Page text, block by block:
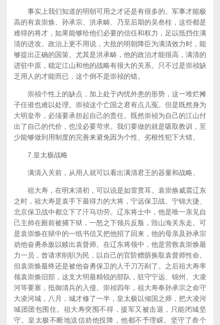
事实上我们知道的明朝可用之才还是有很多的。军事才能极
高的有袁崇焕、孙承宗、洪承畴、乃至后期的吴叁桂，这些都是
难得的将才，如果能够给他们必要的信任和权力，足以抵挡住满
清的进攻。政治上更不用说，大批的明朝降臣为满清效力时，能
够提出正确的国策。尤其是洪承畴，他的政治才能很高，满清的
进驻中原，稳定江山和他的战略有很大的关系。只不过是崇祯缺
乏用人的才能而已，这个倒不是崇祯的错。
崇祯个性上的缺点，加上处于内忧外患的形势，这一堆烂摊
子任谁也难以处理。崇祯这个亡国之君有点儿冤。但是既然身为
大明皇帝，必须要承担起自己的责任。既然崇祯为自己的江山付
出了自己的代价，也没必要苛求。我们要做的就是吸取教训，至
少能够做到用制度的完善来避免因为个性、劣根性犯下大错。
7.皇太极战略
满清入关前，从用人就可以看出满清君王的器量和战略。
祖大寿，在明末清初，可以说是如雷贯耳。袁崇焕威震辽东
之时，祖大寿是袁手下最得力的大将，宁远保卫战、宁锦大捷、
北京保卫战中都立下了汗马功劳。辽东将士中，他是唯一亲见自
己主帅在殿前被捕下狱，一怒之下领兵反叛，毁山海关东走。可
是袁崇焕在狱中的一纸书信又把他招了回来，他的母亲及孙承宗
劝他奋勇杀敌以赎出袁督师。在辽东将领中，他是营救袁崇焕最
力一员，曾请求削职为民，以自己的官阶赠荫换取袁督师性命。
但袁崇焕最终还是被他奋勇保卫的人千刀万剐了。之后祖大寿率
领袁崇焕旧部，这支大明最精锐的部队，驻守宁远、锦州、大凌
河等要塞，抵御清兵的入侵。崇祯四年，祖大寿奉孙承宗之命守
大凌河城，八月，城才修了一半，皇太极以倾国之师，把大凌河
城团团包围住。祖大寿突围不得，援军又被击退，只能闭城坚
守。皇太极不断地送信劝他投降，他都不予理睬。坚守了叁个